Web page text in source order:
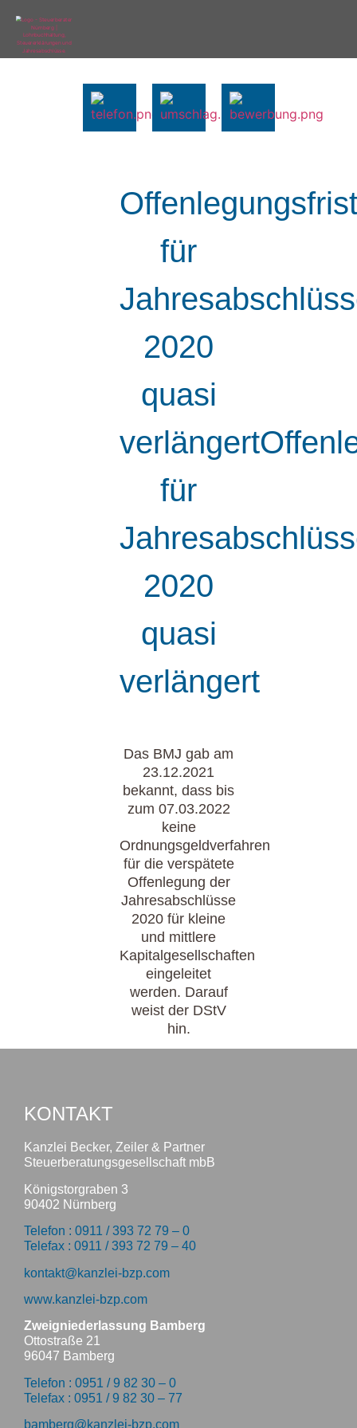
Offenlegungsfrist
für
2020
quasi
für
2020
quasi
verlängert
Das BMJ gab am
23.12.2021
bekannt, dass bis
zum 07.03.2022
keine
Ordnungsgeldverfahren
für die verspätete
Offenlegung der
Jahresabschlüsse
2020 für kleine
und mittlere
Kapitalgesellschaften
eingeleitet
werden. Darauf
weist der DStV
hin.
KONTAKT
Kanzlei Becker, Zeiler & Partner
Steuerberatungsgesellschaft mbB
Königstorgraben 3
90402 Nürnberg
Telefon : 0911 / 393 72 79 – 0
Telefax : 0911 / 393 72 79 – 40
kontakt@kanzlei-bzp.com
www.kanzlei-bzp.com
Zweigniederlassung Bamberg
Ottostraße 21
96047 Bamberg
Telefon : 0951 / 9 82 30 – 0
Telefax : 0951 / 9 82 30 – 77
bamberg@kanzlei-bzp.com